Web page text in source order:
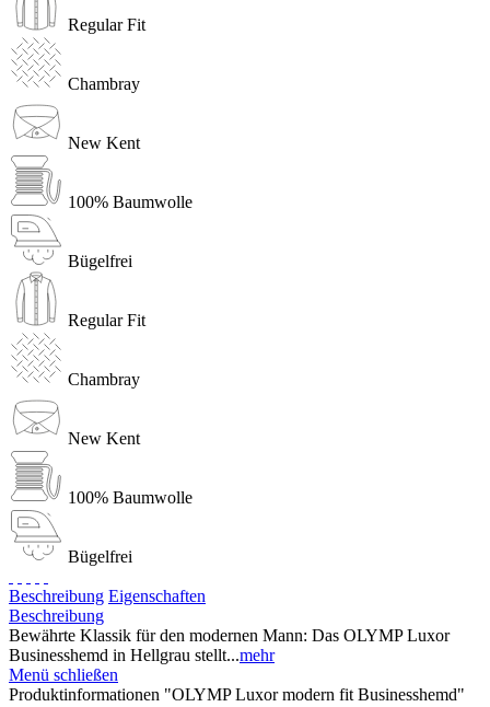
Regular Fit
Chambray
New Kent
100% Baumwolle
Bügelfrei
Regular Fit
Chambray
New Kent
100% Baumwolle
Bügelfrei
Beschreibung Eigenschaften
Beschreibung
Bewährte Klassik für den modernen Mann: Das OLYMP Luxor
Businesshemd in Hellgrau stellt...mehr
Menü schließen
Produktinformationen "OLYMP Luxor modern fit Businesshemd"